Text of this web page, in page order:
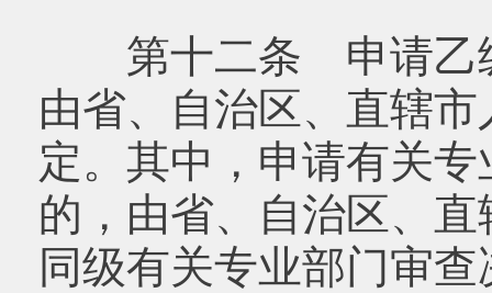
第十二条 申请乙级
由省、自治区、直辖
定。其中，申请有关
的，由省、自治区、
同级有关专业部门审查